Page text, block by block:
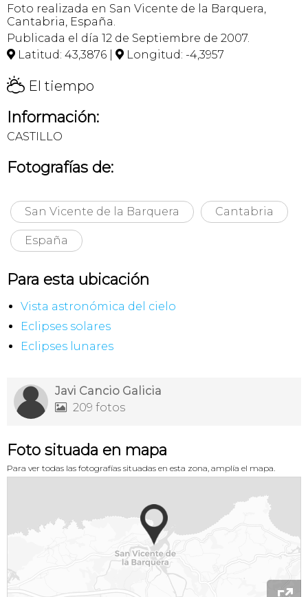
Foto realizada en San Vicente de la Barquera,
Cantabria, España.
Publicada el día 12 de Septiembre de 2007.
 Latitud: 43,3876 |  Longitud: -4,3957
H El tiempo
Información:
CASTILLO
Fotografías de:
San Vicente de la Barquera Cantabria
España
Para esta ubicación
Vista astronómica del cielo
Eclipses solares
Eclipses lunares
Javi Cancio Galicia
 209 fotos
Foto situada en mapa
Para ver todas las fotografías situadas en esta zona, amplía el mapa.